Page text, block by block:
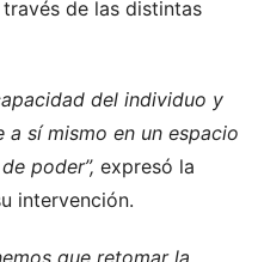
de las distintas
del individuo y
sí mismo en un espacio
poder”, expresó la
intervención.
que retomar la